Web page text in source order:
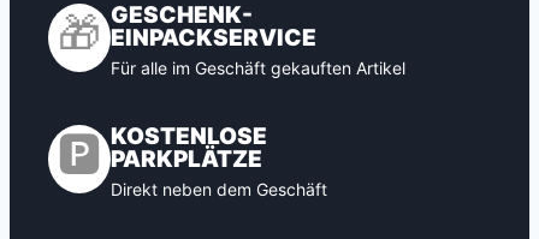
🎁 GESCHENK-
EINPACKSERVICE
Für alle im Geschäft gekauften Artikel
🅿️ KOSTENLOSE
PARKPLÄTZE
Direkt neben dem Geschäft